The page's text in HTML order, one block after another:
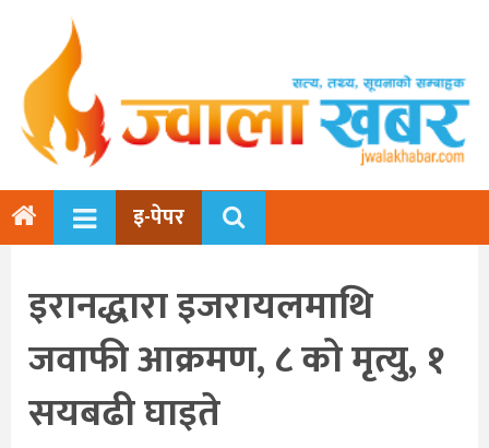
इ-पेपर
इरानद्धारा इजरायलमाथि
जवाफी आक्रमण, ८ को मृत्यु, १
सयबढी घाइते